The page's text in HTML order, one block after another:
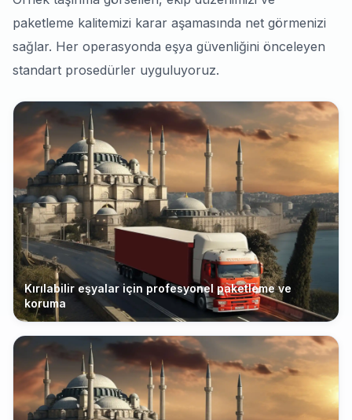
paketleme kalitemizi karar aşamasında net görmenizi
sağlar. Her operasyonda eşya güvenliğini önceleyen
standart prosedürler uyguluyoruz.
Kırılabilir eşyalar için profesyonel paketleme ve
koruma